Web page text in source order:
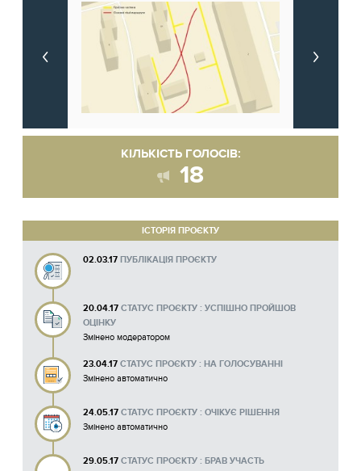
КІЛЬКІСТЬ ГОЛОСІВ:
18
ІСТОРІЯ ПРОЄКТУ
02.03.17 ПУБЛІКАЦІЯ ПРОЄКТУ
20.04.17 СТАТУС ПРОЄКТУ : УСПІШНО ПРОЙШОВ
ОЦІНКУ
Змінено модератором
23.04.17 СТАТУС ПРОЄКТУ : НА ГОЛОСУВАННІ
Змінено автоматично
24.05.17 СТАТУС ПРОЄКТУ : ОЧІКУЄ РІШЕННЯ
Змінено автоматично
29.05.17 СТАТУС ПРОЄКТУ : БРАВ УЧАСТЬ